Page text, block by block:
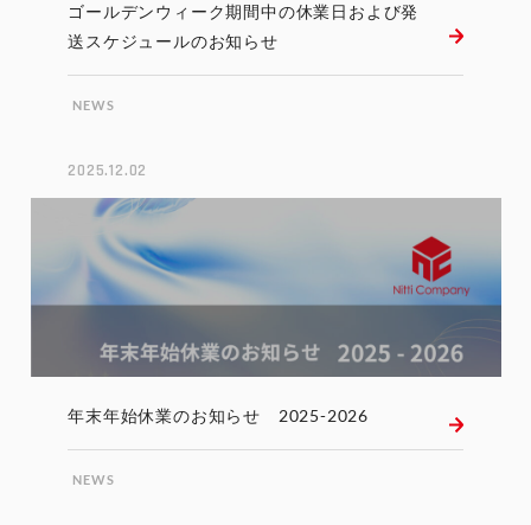
ゴールデンウィーク期間中の休業日および発
送スケジュールのお知らせ
NEWS
2025.12.02
年末年始休業のお知らせ 2025-2026
NEWS